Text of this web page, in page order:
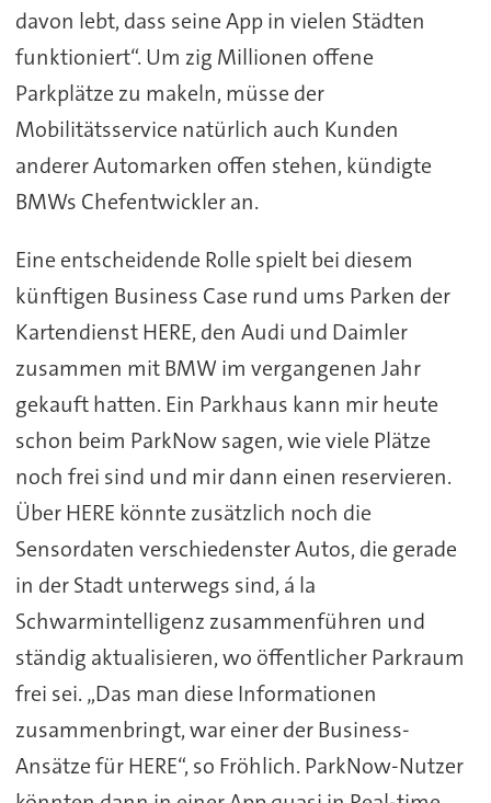
davon lebt, dass seine App in vielen Städten
funktioniert“. Um zig Millionen offene
Parkplätze zu makeln, müsse der
Mobilitätsservice natürlich auch Kunden
anderer Automarken offen stehen, kündigte
BMWs Chefentwickler an.
Eine entscheidende Rolle spielt bei diesem
künftigen Business Case rund ums Parken der
Kartendienst HERE, den Audi und Daimler
zusammen mit BMW im vergangenen Jahr
gekauft hatten. Ein Parkhaus kann mir heute
schon beim ParkNow sagen, wie viele Plätze
noch frei sind und mir dann einen reservieren.
Über HERE könnte zusätzlich noch die
Sensordaten verschiedenster Autos, die gerade
in der Stadt unterwegs sind, á la
Schwarmintelligenz zusammenführen und
ständig aktualisieren, wo öffentlicher Parkraum
frei sei. „Das man diese Informationen
zusammenbringt, war einer der Business-
Ansätze für HERE“, so Fröhlich. ParkNow-Nutzer